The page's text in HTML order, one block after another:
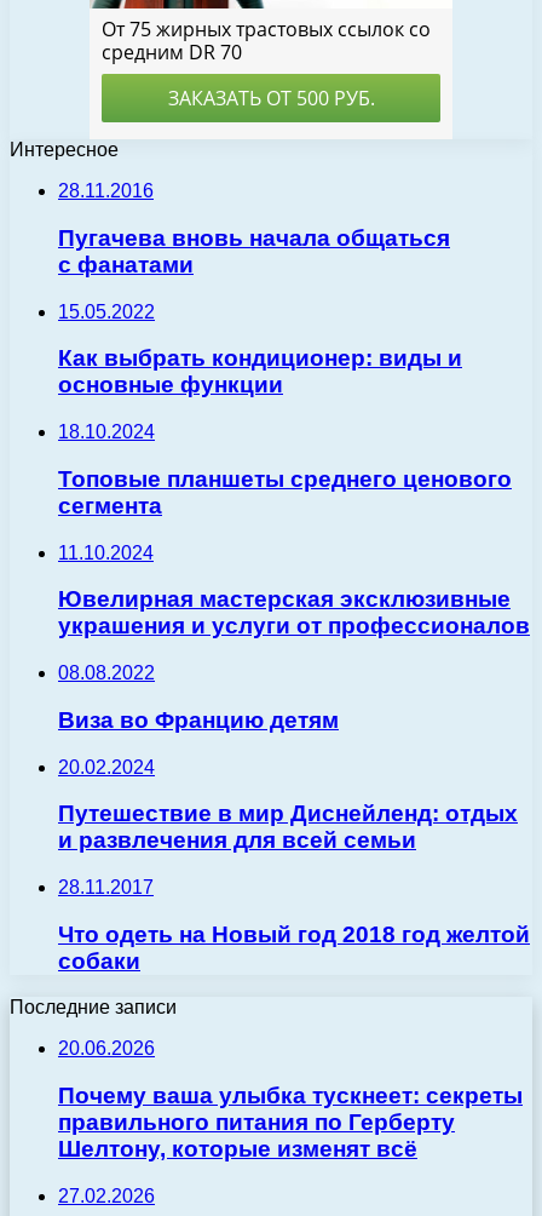
Интересное
28.11.2016
Пугачева вновь начала общаться
с фанатами
15.05.2022
Как выбрать кондиционер: виды и
основные функции
18.10.2024
Топовые планшеты среднего ценового
сегмента
11.10.2024
Ювелирная мастерская эксклюзивные
украшения и услуги от профессионалов
08.08.2022
Виза во Францию детям
20.02.2024
Путешествие в мир Диснейленд: отдых
и развлечения для всей семьи
28.11.2017
Что одеть на Новый год 2018 год желтой
собаки
Последние записи
20.06.2026
Почему ваша улыбка тускнеет: секреты
правильного питания по Герберту
Шелтону, которые изменят всё
27.02.2026